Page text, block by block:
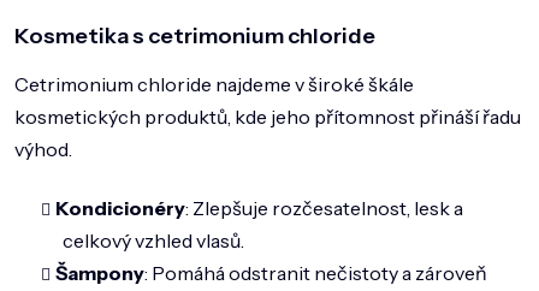
Kosmetika s cetrimonium chloride
Cetrimonium chloride najdeme v široké škále
kosmetických produktů, kde jeho přítomnost přináší řadu
výhod.
Kondicionéry: Zlepšuje rozčesatelnost, lesk a
celkový vzhled vlasů.
Šampony: Pomáhá odstranit nečistoty a zároveň